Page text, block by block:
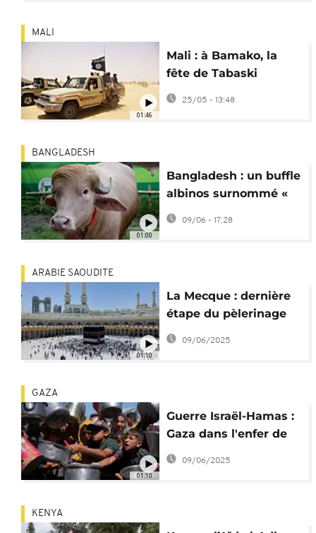
01:46
MALI
Mali : à Bamako, la
fête de Tabaski
impactée par le blocus
djihadiste
25/05 - 13:48
01:00
BANGLADESH
Bangladesh : un buffle
albinos surnommé «
Donald Trump » attire
tous les regards
09/06 - 17:28
01:10
ARABIE SAOUDITE
La Mecque : dernière
étape du pèlerinage
pour le Hajj 2025
09/06/2025
01:10
GAZA
Guerre Israël-Hamas :
Gaza dans l'enfer de
l'insécurité
09/06/2025
KENYA